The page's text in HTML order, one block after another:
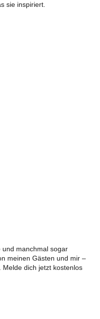
sie inspiriert.
manchmal sogar
meinen Gästen und mir –
Melde dich jetzt kostenlos